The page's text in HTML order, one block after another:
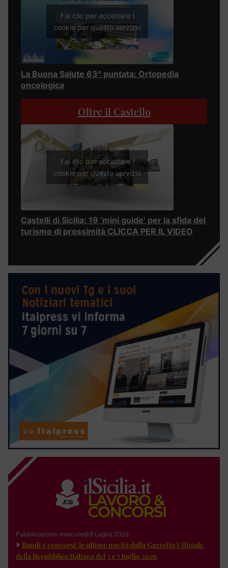
Fai clic per accettare i
cookie per questo servizio
La Buona Salute 63° puntata: Ortopedia
oncologica
Oltre il Castello
Fai clic per accettare i
cookie per questo servizio
Castelli di Sicilia: 19 ‘mini guide’ per la sfida del
turismo di prossimità CLICCA PER IL VIDEO
Pubblicazione: mercoledì 8 Luglio 2026
Bandi e concorsi: le ultime novità dalla Gazzetta Ufficiale
della Repubblica Italiana del 3 e 7 luglio 2026